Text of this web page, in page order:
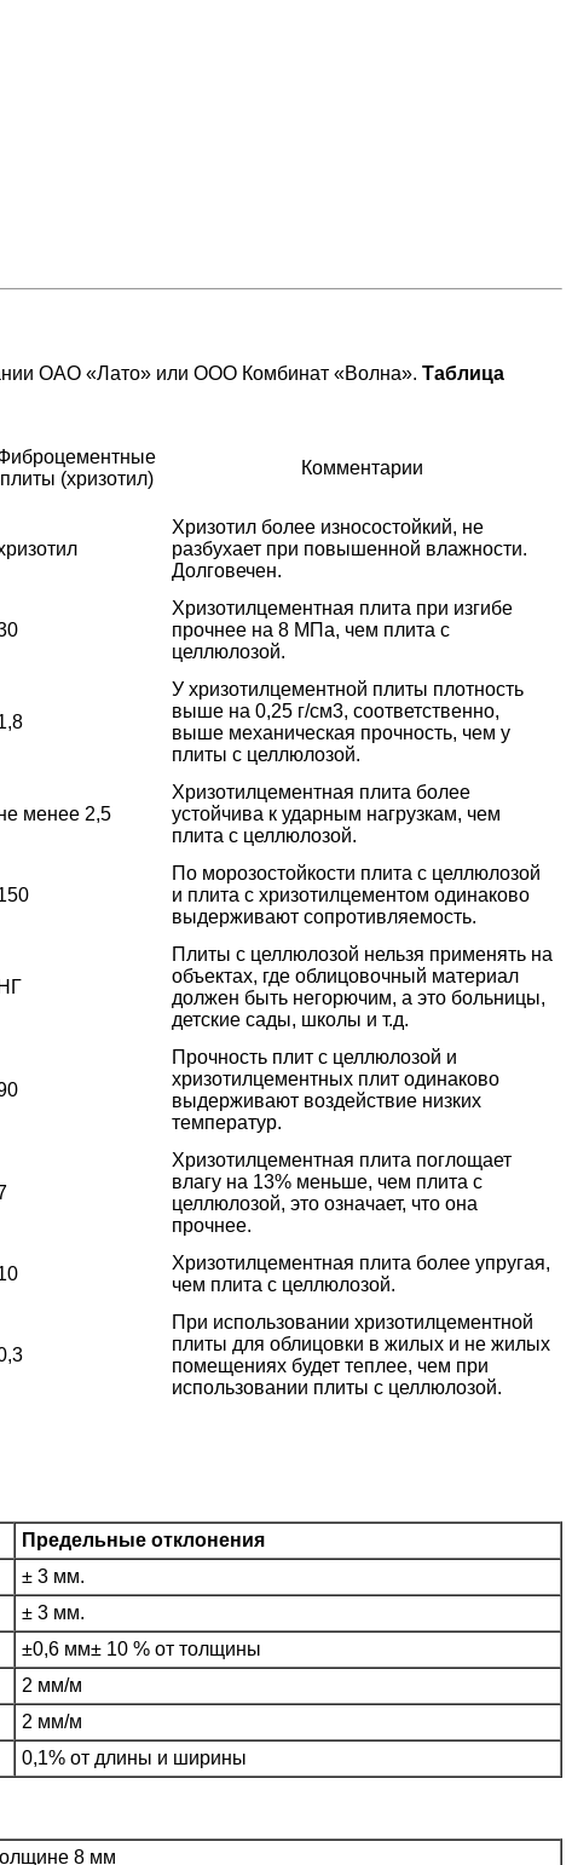
ОАО «Лато» или ООО Комбинат «Волна». Таблица
плиты (хризотил)
Комментарии
Хризотил более износостойкий, не
разбухает при повышенной влажности.
Долговечен.
Хризотилцементная плита при изгибе
прочнее на 8 МПа, чем плита с
целлюлозой.
У хризотилцементной плиты плотность
выше на 0,25 г/см3, соответственно,
выше механическая прочность, чем у
плиты с целлюлозой.
менее 2,5
Хризотилцементная плита более
устойчива к ударным нагрузкам, чем
плита с целлюлозой.
По морозостойкости плита с целлюлозой
и плита с хризотилцементом одинаково
выдерживают сопротивляемость.
НГ
Плиты с целлюлозой нельзя применять на
объектах, где облицовочный материал
должен быть негорючим, а это больницы,
детские сады, школы и т.д.
Прочность плит с целлюлозой и
хризотилцементных плит одинаково
выдерживают воздействие низких
температур.
Хризотилцементная плита поглощает
влагу на 13% меньше, чем плита с
целлюлозой, это означает, что она
прочнее.
Хризотилцементная плита более упругая,
чем плита с целлюлозой.
При использовании хризотилцементной
плиты для облицовки в жилых и не жилых
помещениях будет теплее, чем при
использовании плиты с целлюлозой.
Предельные отклонения
± 3 мм.
± 3 мм.
±0,6 мм± 10 % от толщины
2 мм/м
2 мм/м
0,1% от длины и ширины
8 мм